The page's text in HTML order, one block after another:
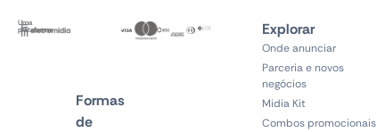
Uma
plataforma
Formas
de
Explorar
Onde anunciar
Parceria e novos
negócios
Midia Kit
Combos promocionais